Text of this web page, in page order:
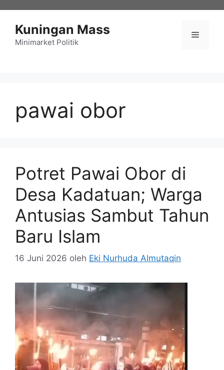
Kuningan Mass
Minimarket Politik
Menu
pawai obor
Potret Pawai Obor di
Desa Kadatuan; Warga
Antusias Sambut Tahun
Baru Islam
16 Juni 2026 oleh Eki Nurhuda Almutaqin